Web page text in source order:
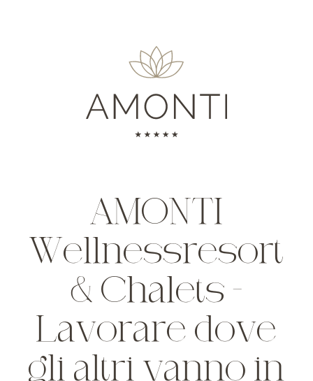
AMONTI
Wellnessresort
& Chalets –
Lavorare dove
gli altri vanno in